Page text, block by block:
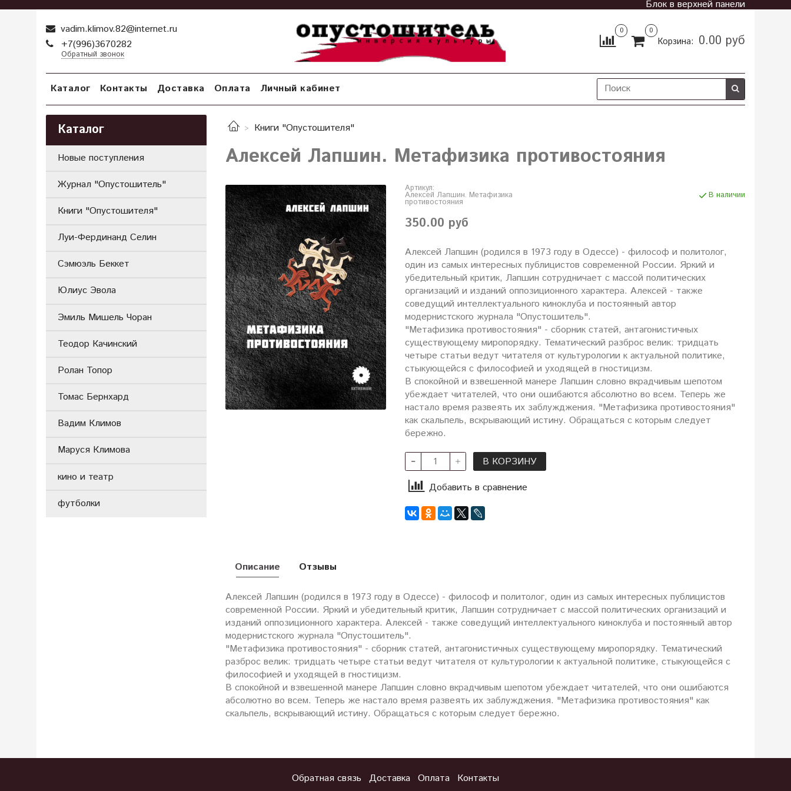
Блок в верхней панели
vadim.klimov.82@internet.ru
+7(996)3670282
Обратный звонок
0 0
Корзина: 0.00 руб
Каталог Контакты Доставка Оплата Личный кабинет
Книги "Опустошителя"
Алексей Лапшин. Метафизика противостояния
Артикул:
Алексей Лапшин. Метафизика
противостояния
В наличии
350.00 руб
Алексей Лапшин (родился в 1973 году в Одессе) - философ и политолог,
один из самых интересных публицистов современной России. Яркий и
убедительный критик, Лапшин сотрудничает с массой политических
организаций и изданий оппозиционного характера. Алексей - также
соведущий интеллектуального киноклуба и постоянный автор
модернистского журнала "Опустошитель".
"Метафизика противостояния" - сборник статей, антагонистичных
существующему миропорядку. Тематический разброс велик: тридцать
четыре статьи ведут читателя от культурологии к актуальной политике,
стыкующейся с философией и уходящей в гностицизм.
В спокойной и взвешенной манере Лапшин словно вкрадчивым шепотом
убеждает читателей, что они ошибаются абсолютно во всем. Теперь же
настало время развеять их заблужджения. "Метафизика противостояния"
как скальпель, вскрывающий истину. Обращаться с которым следует
бережно.
В КОРЗИНУ
Добавить в сравнение
Описание
Алексей Лапшин (родился в 1973 году в Одессе) - философ и политолог, один из самых интересных публицистов
современной России. Яркий и убедительный критик, Лапшин сотрудничает с массой политических организаций и
изданий оппозиционного характера. Алексей - также соведущий интеллектуального киноклуба и постоянный автор
модернистского журнала "Опустошитель".
"Метафизика противостояния" - сборник статей, антагонистичных существующему миропорядку. Тематический
разброс велик: тридцать четыре статьи ведут читателя от культурологии к актуальной политике, стыкующейся с
философией и уходящей в гностицизм.
В спокойной и взвешенной манере Лапшин словно вкрадчивым шепотом убеждает читателей, что они ошибаются
абсолютно во всем. Теперь же настало время развеять их заблужджения. "Метафизика противостояния" как
скальпель, вскрывающий истину. Обращаться с которым следует бережно.
Отзывы
Каталог
Новые поступления
Журнал "Опустошитель"
Книги "Опустошителя"
Луи-Фердинанд Селин
Сэмюэль Беккет
Юлиус Эвола
Эмиль Мишель Чоран
Теодор Качинский
Ролан Топор
Томас Бернхард
Вадим Климов
Маруся Климова
кино и театр
футболки
Обратная связь Доставка Оплата Контакты